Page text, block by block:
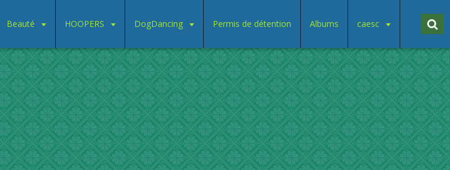
Beauté HOOPERS DogDancing Permis de détention Albums caesc